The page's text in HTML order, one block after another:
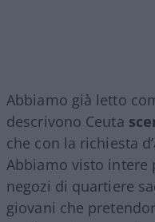
Abbiamo già letto
descrivono Ceuta
che con la richiesta
Abbiamo visto intere
negozi di quartiere
giovani che